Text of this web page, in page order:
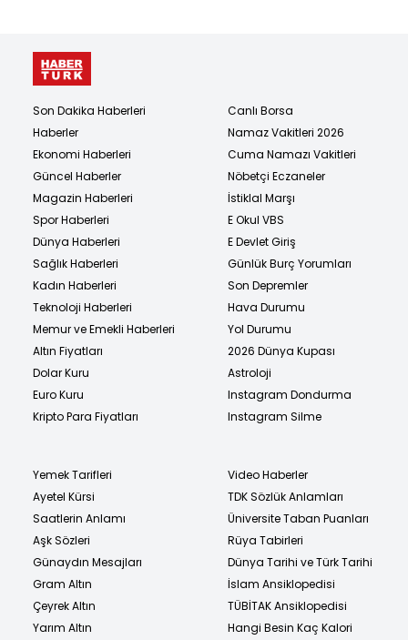
Son Dakika Haberleri
Haberler
Ekonomi Haberleri
Güncel Haberler
Magazin Haberleri
Spor Haberleri
Dünya Haberleri
Sağlık Haberleri
Kadın Haberleri
Teknoloji Haberleri
Memur ve Emekli Haberleri
Altın Fiyatları
Dolar Kuru
Euro Kuru
Kripto Para Fiyatları
Canlı Borsa
Namaz Vakitleri 2026
Cuma Namazı Vakitleri
Nöbetçi Eczaneler
İstiklal Marşı
E Okul VBS
E Devlet Giriş
Günlük Burç Yorumları
Son Depremler
Hava Durumu
Yol Durumu
2026 Dünya Kupası
Astroloji
Instagram Dondurma
Instagram Silme
Yemek Tarifleri
Ayetel Kürsi
Saatlerin Anlamı
Aşk Sözleri
Günaydın Mesajları
Gram Altın
Çeyrek Altın
Yarım Altın
Video Haberler
TDK Sözlük Anlamları
Üniversite Taban Puanları
Rüya Tabirleri
Dünya Tarihi ve Türk Tarihi
İslam Ansiklopedisi
TÜBİTAK Ansiklopedisi
Hangi Besin Kaç Kalori